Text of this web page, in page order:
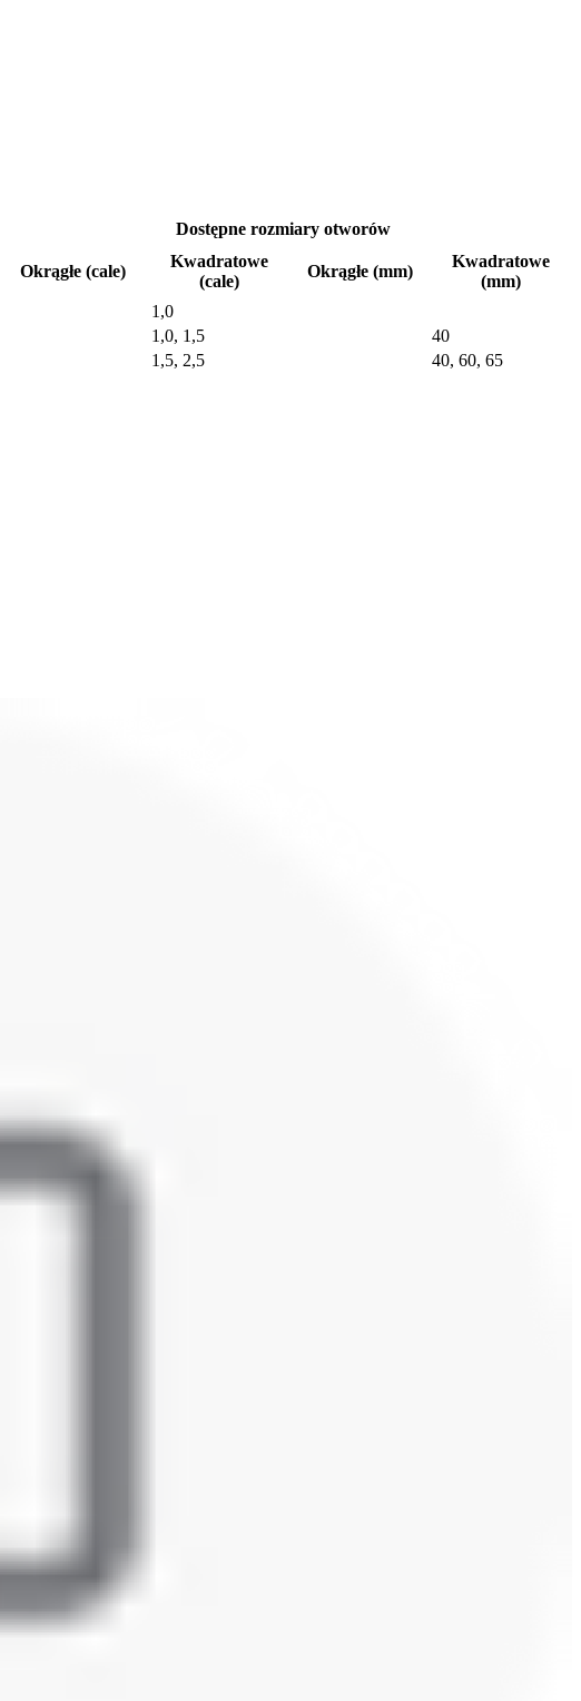
Dostępne rozmiary otworów
Okrągłe (cale)
Kwadratowe
(cale)
Okrągłe (mm)
Kwadratowe
(mm)
1,0
1,0, 1,5
40
1,5, 2,5 40, 60, 65